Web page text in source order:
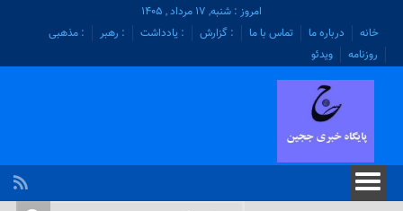
امروز : شنبه, ۱۷ مرداد , ۱۴۰۵
خانه
درباره ما تماس با ما : گزارش : یادداشت : رهبر
: مذهبی
روزنامه
ویدئو